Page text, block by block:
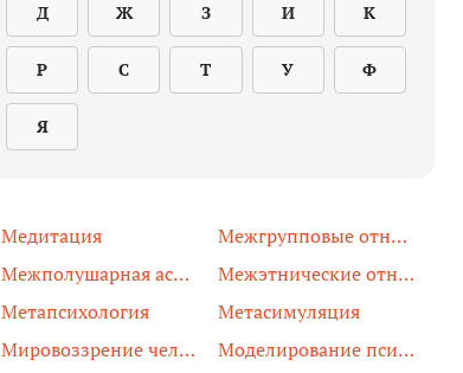
Д Ж З И К
Р С Т У Ф
Я
Медитация
Межгрупповые отношения
Межполушарная асимметрия
Межэтнические отношения
Метапсихология
Метасимуляция
Мировоззрение человека
Моделирование психологическое